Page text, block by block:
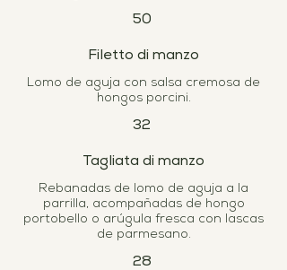
50
Filetto di manzo
Lomo de aguja con salsa cremosa de
hongos porcini.
32
Tagliata di manzo
Rebanadas de lomo de aguja a la
parrilla, acompañadas de hongo
portobello o arúgula fresca con lascas
de parmesano.
28